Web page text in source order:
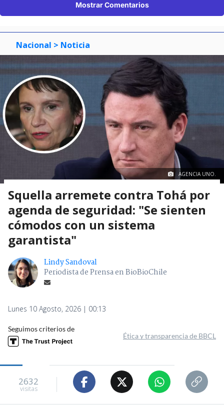
Mostrar Comentarios
Nacional > Noticia
AGENCIA UNO.
Squella arremete contra Tohá por
agenda de seguridad: "Se sienten
cómodos con un sistema
garantista"
Lindy Sandoval
Periodista de Prensa en BioBioChile
Lunes 10 Agosto, 2026 | 00:13
Seguimos criterios de
Ética y transparencia de BBCL
2632
visitas